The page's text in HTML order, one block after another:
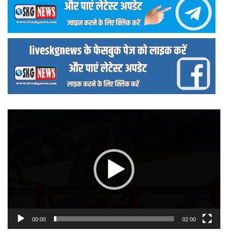
00:00 02:00